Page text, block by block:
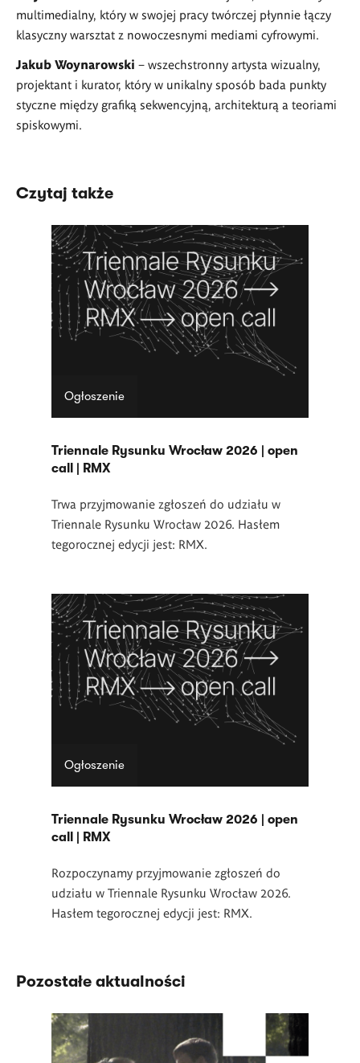
multimedialny, który w swojej pracy twórczej płynnie łączy
klasyczny warsztat z nowoczesnymi mediami cyfrowymi.
Jakub Woynarowski – wszechstronny artysta wizualny,
projektant i kurator, który w unikalny sposób bada punkty
styczne między grafiką sekwencyjną, architekturą a teoriami
spiskowymi.
Czytaj także
Ogłoszenie
Triennale Rysunku Wrocław 2026 | open
call | RMX
Trwa przyjmowanie zgłoszeń do udziału w
Triennale Rysunku Wrocław 2026. Hasłem
tegorocznej edycji jest: RMX.
Ogłoszenie
Triennale Rysunku Wrocław 2026 | open
call | RMX
Rozpoczynamy przyjmowanie zgłoszeń do
udziału w Triennale Rysunku Wrocław 2026.
Hasłem tegorocznej edycji jest: RMX.
Pozostałe aktualności